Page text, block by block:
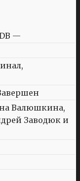
—
Валюшкина,
Заводюк и